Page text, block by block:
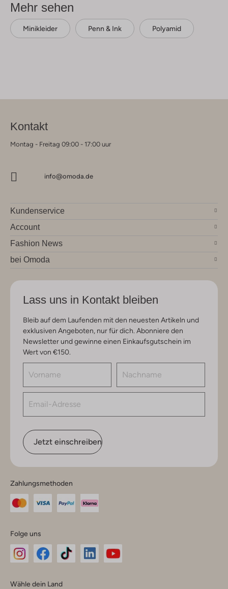
Mehr sehen
Minikleider Penn & Ink Polyamid
Kontakt
Montag - Freitag 09:00 - 17:00 uur
info@omoda.de
Kundenservice
Account
Fashion News
bei Omoda
Lass uns in Kontakt bleiben
Bleib auf dem Laufenden mit den neuesten Artikeln und
exklusiven Angeboten, nur für dich. Abonniere den
Newsletter und gewinne einen Einkaufsgutschein im
Wert von €150.
Jetzt einschreiben
Zahlungsmethoden
Folge uns
Wähle dein Land